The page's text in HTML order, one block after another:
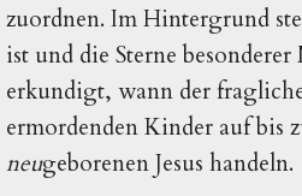
zuordnen. Im Hintergrund
ist und die Sterne
erkundigt, wann der
ermordenden Kinder auf bis
neugeborenen Jesus handeln.